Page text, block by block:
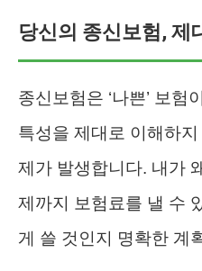
당신의 종신보험, 제
종신보험은 ‘나쁜’ 보험
특성을 제대로 이해하
제가 발생합니다. 내가
제까지 보험료를 낼 수
게 쓸 것인지 명확한 계